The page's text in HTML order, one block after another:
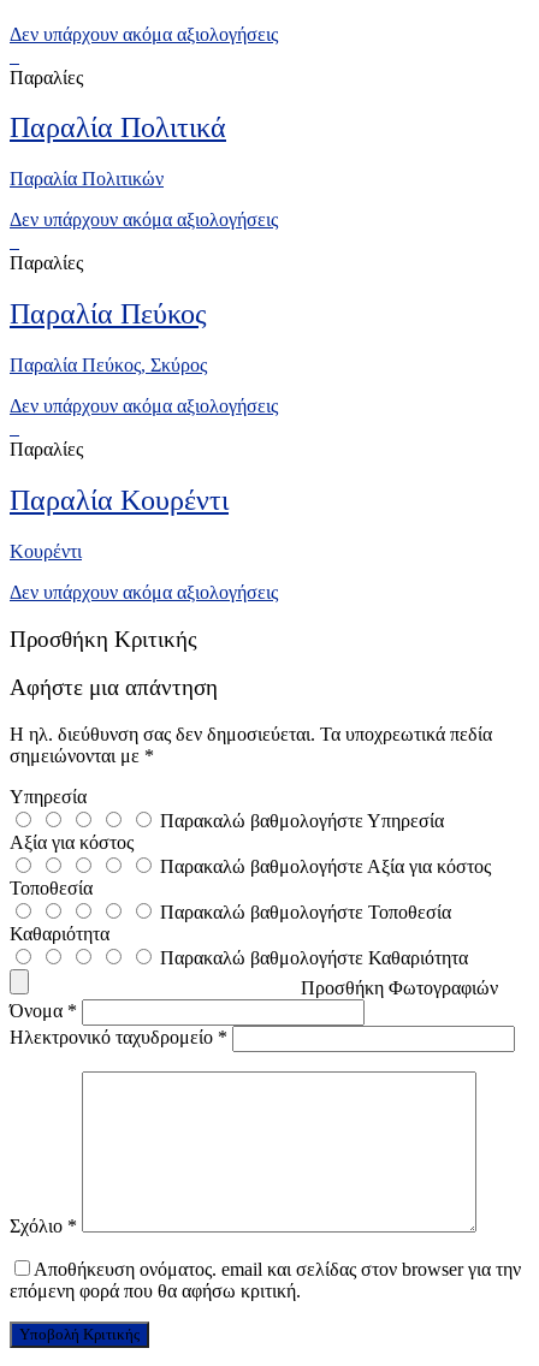
Δεν υπάρχουν ακόμα αξιολογήσεις
Παραλίες
Παραλία Πολιτικά
Παραλία Πολιτικών
Δεν υπάρχουν ακόμα αξιολογήσεις
Παραλίες
Παραλία Πεύκος
Παραλία Πεύκος, Σκύρος
Δεν υπάρχουν ακόμα αξιολογήσεις
Παραλίες
Παραλία Κουρέντι
Κουρέντι
Δεν υπάρχουν ακόμα αξιολογήσεις
Προσθήκη Κριτικής
Αφήστε μια απάντηση
Η ηλ. διεύθυνση σας δεν δημοσιεύεται. Τα υποχρεωτικά πεδία
σημειώνονται με *
Υπηρεσία
Παρακαλώ βαθμολογήστε Υπηρεσία
Αξία για κόστος
Παρακαλώ βαθμολογήστε Αξία για κόστος
Τοποθεσία
Παρακαλώ βαθμολογήστε Τοποθεσία
Καθαριότητα
Παρακαλώ βαθμολογήστε Καθαριότητα
Προσθήκη Φωτογραφιών
Όνομα *
Ηλεκτρονικό ταχυδρομείο *
Σχόλιο *
Αποθήκευση ονόματος. email και σελίδας στον browser για την
επόμενη φορά που θα αφήσω κριτική.